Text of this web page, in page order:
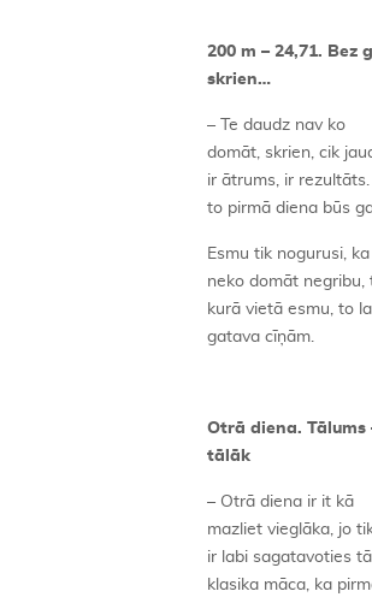
200 m – 24,71. Bez
skrien…
– Te daudz nav ko
domāt, skrien, cik
ir ātrums, ir
to pirmā diena būs
Esmu tik nogurusi, ka
neko domāt negribu,
kurā vietā esmu, to
gatava cīņām.
Otrā diena. Tālums
tālāk
– Otrā diena ir it kā
mazliet vieglāka, jo
ir labi sagatavoties
klasika māca, ka